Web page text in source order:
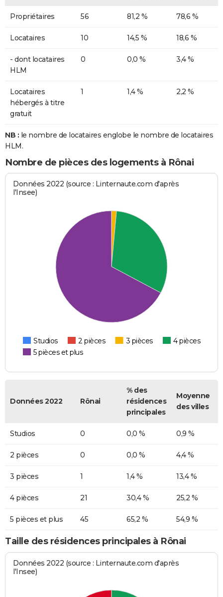
Propriétaires 56 81,2 % 78,6 %
Locataires 10 14,5 % 18,6 %
- dont locataires
HLM
0 0,0 % 3,4 %
Locataires
hébergés à titre
gratuit
1 1,4 % 2,2 %
NB : le nombre de locataires englobe le nombre de locataires
HLM.
Nombre de pièces des logements à Rônai
Données 2022 (source : Linternaute.com d'après
l'Insee)
Studios 2 pièces 3 pièces
4 pièces
5 pièces et plus
Données 2022 Rônai
% des
résidences
principales
Moyenne
des villes
Studios 0 0,0 % 0,9 %
2 pièces 0 0,0 % 4,4 %
3 pièces 1 1,4 % 13,4 %
4 pièces 21 30,4 % 25,2 %
5 pièces et plus 45 65,2 % 54,9 %
Taille des résidences principales à Rônai
Données 2022 (source : Linternaute.com d'après
l'Insee)